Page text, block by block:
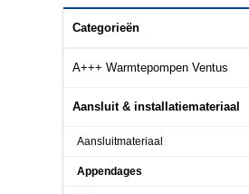
Categorieën
A+++ Warmtepompen Ventus
Aansluit & installatiemateriaal
Aansluitmateriaal
Appendages